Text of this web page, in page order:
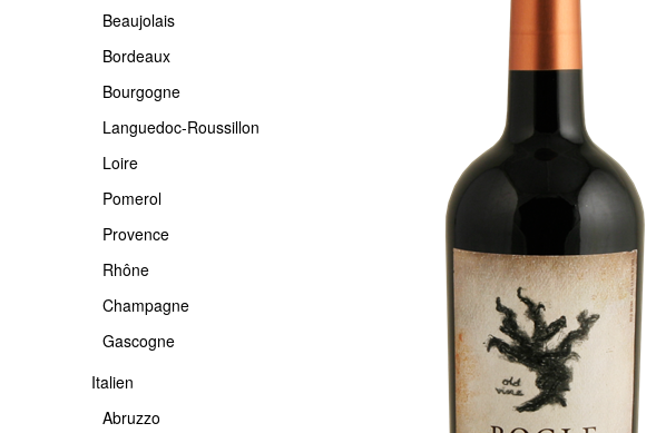
-USA
Beaujolais
Bordeaux
Bourgogne
Languedoc-Roussillon
Loire
Pomerol
Provence
Rhône
Champagne
Gascogne
Italien
Abruzzo